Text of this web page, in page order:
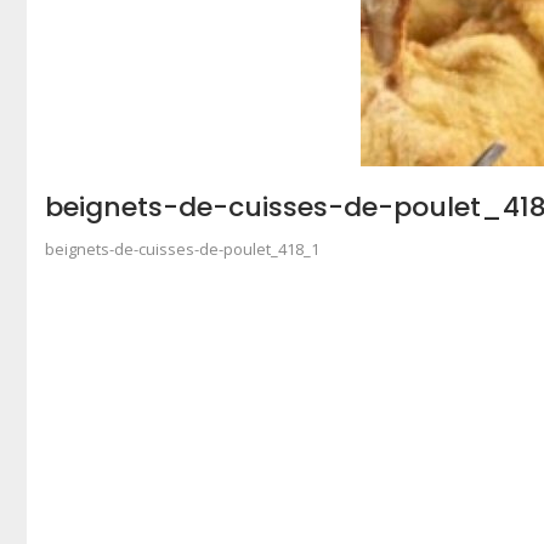
beignets-de-cuisses-de-
beignets-de-cuisses-de-poulet_418_1